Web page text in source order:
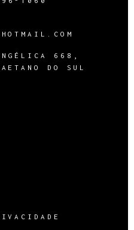
668,
DO SUL